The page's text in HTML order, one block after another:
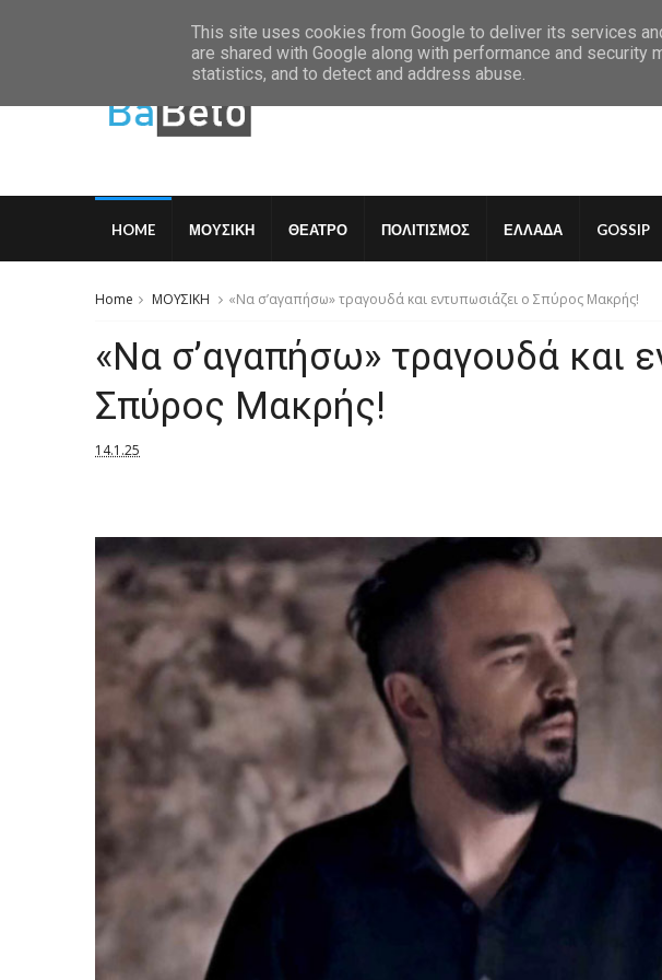
Saturday, August 8 2026
HOME ΜΟΥΣΙΚΗ ΘΕΑΤΡΟ ΠΟΛΙΤΙΣΜΟΣ ΕΛΛΑΔΑ GOSSIP
Home ΜΟΥΣΙΚΗ «Να σ’αγαπήσω» τραγουδά και εντυπωσιάζει ο Σπύρος Μακρής!
«Να σ’αγαπήσω» τραγουδά και
Σπύρος Μακρής!
14.1.25
This site uses cookies from Google to deliver its services
are shared with Google along with performance and
statistics, and to detect and address abuse.